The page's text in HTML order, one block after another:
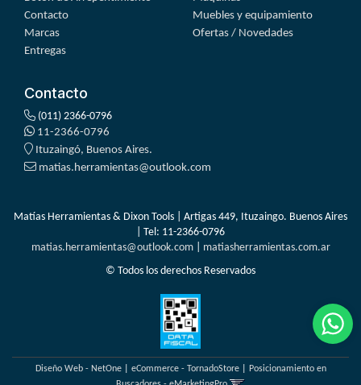
Contacto
Marcas
Entregas
Muebles y equipamiento
Ofertas / Novedades
Contacto
(011) 2366-0796
11-2366-0796
Ituzaingó, Buenos Aires.
matias.herramientas@outlook.com
Matías Herramientas & Dixon Tools | Artigas 449, Ituzaingo. Buenos Aires
| Tel: 11-2366-0796
matias.herramientas@outlook.com| matiasherramientas.com.ar
© Todos los derechos Reservados
Diseño Web - NetOne| eCommerce - TornadoStore| Posicionamiento en